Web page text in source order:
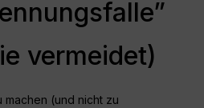
vermeidet)
machen (und nicht zu